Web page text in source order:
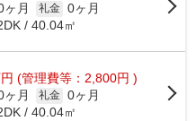
ヶ月 礼金 0ヶ月
/ 40.04㎡
円 (管理費等：2,800円 )
ヶ月 礼金 0ヶ月
/ 40.04㎡